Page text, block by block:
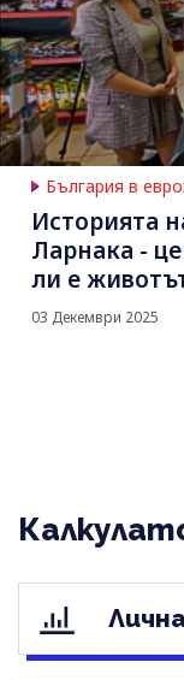
България в
Историята
Ларнака -
ли е
03 Декември 2025